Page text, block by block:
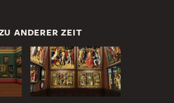
ANDERER ZEIT